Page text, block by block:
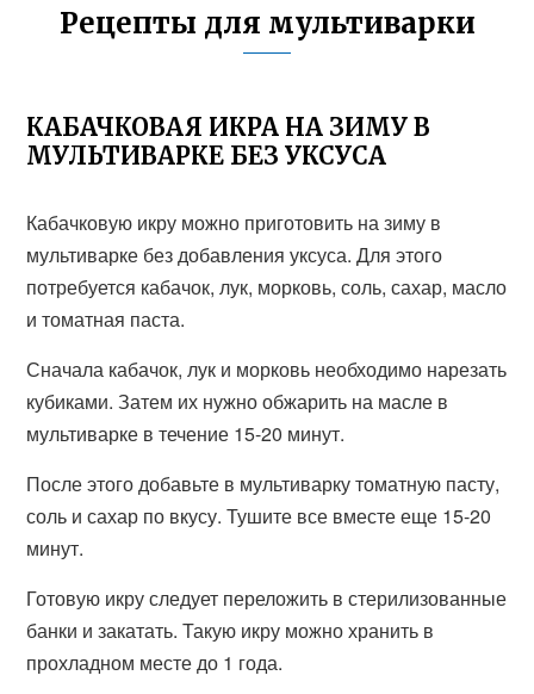
Рецепты для мультиварки
КАБАЧКОВАЯ ИКРА НА ЗИМУ В
МУЛЬТИВАРКЕ БЕЗ УКСУСА
Кабачковую икру можно приготовить на зиму в
мультиварке без добавления уксуса. Для этого
потребуется кабачок, лук, морковь, соль, сахар, масло
и томатная паста.
Сначала кабачок, лук и морковь необходимо нарезать
кубиками. Затем их нужно обжарить на масле в
мультиварке в течение 15-20 минут.
После этого добавьте в мультиварку томатную пасту,
соль и сахар по вкусу. Тушите все вместе еще 15-20
минут.
Готовую икру следует переложить в стерилизованные
банки и закатать. Такую икру можно хранить в
прохладном месте до 1 года.